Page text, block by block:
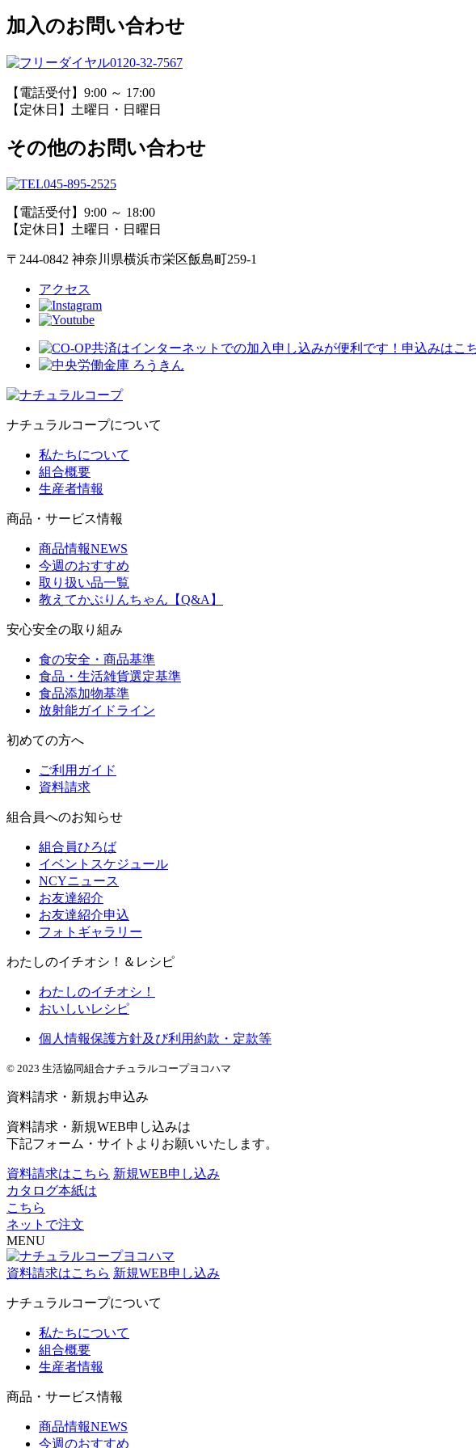
加入のお問い合わせ
0120-32-7567
【電話受付】9:00 ～ 17:00
【定休日】土曜日・日曜日
その他のお問い合わせ
045-895-2525
【電話受付】9:00 ～ 18:00
【定休日】土曜日・日曜日
〒244-0842 神奈川県横浜市栄区飯島町259-1
アクセス
ナチュラルコープについて
私たちについて
組合概要
生産者情報
商品・サービス情報
商品情報NEWS
今週のおすすめ
取り扱い品一覧
教えてかぶりんちゃん【Q&A】
安心安全の取り組み
食の安全・商品基準
食品・生活雑貨選定基準
食品添加物基準
放射能ガイドライン
初めての方へ
ご利用ガイド
資料請求
組合員へのお知らせ
組合員ひろば
イベントスケジュール
NCYニュース
お友達紹介
お友達紹介申込
フォトギャラリー
わたしのイチオシ！＆レシピ
わたしのイチオシ！
おいしいレシピ
個人情報保護方針及び利用約款・定款等
© 2023 生活協同組合ナチュラルコープヨコハマ
資料請求・新規お申込み
資料請求・新規WEB申し込みは
下記フォーム・サイトよりお願いいたします。
資料請求はこちら 新規WEB申し込み
カタログ本紙は
こちら
ネットで注文
MENU
資料請求はこちら 新規WEB申し込み
ナチュラルコープについて
私たちについて
組合概要
生産者情報
商品・サービス情報
商品情報NEWS
今週のおすすめ